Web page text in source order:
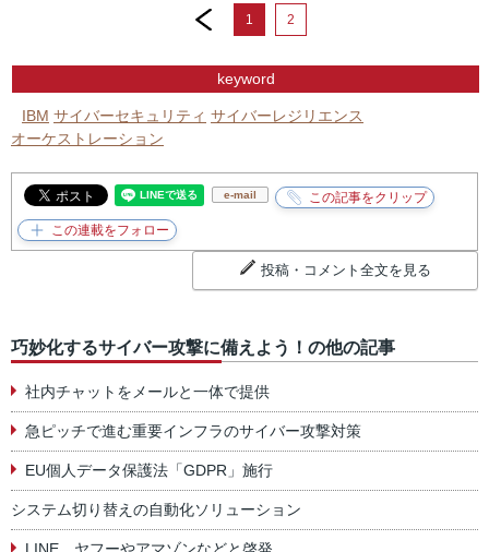
prev
1 2
keyword
IBM サイバーセキュリティ サイバーレジリエンス
オーケストレーション
e-mail
投稿・コメント全文を見る
巧妙化するサイバー攻撃に備えよう！の他の記事
社内チャットをメールと一体で提供
急ピッチで進む重要インフラのサイバー攻撃対策
EU個人データ保護法「GDPR」施行
システム切り替えの自動化ソリューション